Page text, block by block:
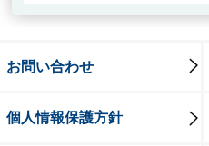
お問い合わせ
個人情報保護方針